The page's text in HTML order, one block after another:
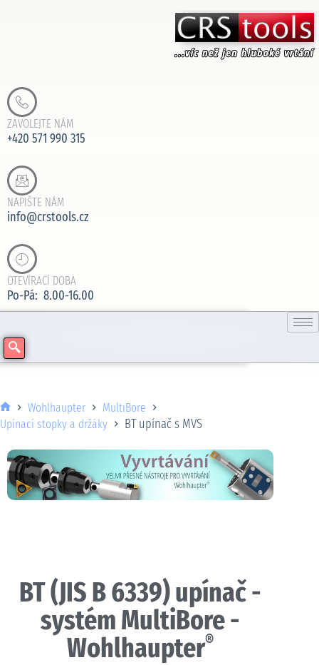
ZAVOLEJTE NÁM
+420 571 990 315
NAPIŠTE NÁM
info@crstools.cz
OTEVÍRACÍ DOBA
Po-Pá: 8.00-16.00
Wohlhaupter
MultiBore
Upínací stopky a držáky
BT upínač s MVS
BT (JIS B 6339) upínač -
systém MultiBore -
Wohlhaupter®